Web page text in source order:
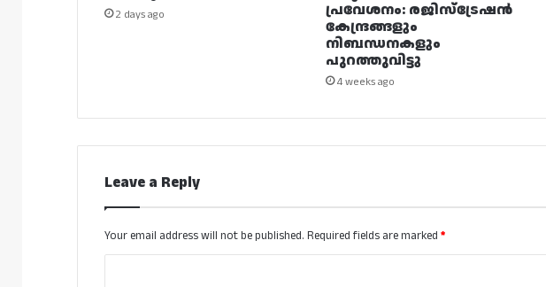
2 days ago
പ്രവേശനം: രജിസ്ട്രേഷൻ
കേന്ദ്രങ്ങളും
നിബന്ധനകളും
പുറത്തുവിട്ടു
4 weeks ago
Leave a Reply
Your email address will not be published. Required fields are marked *